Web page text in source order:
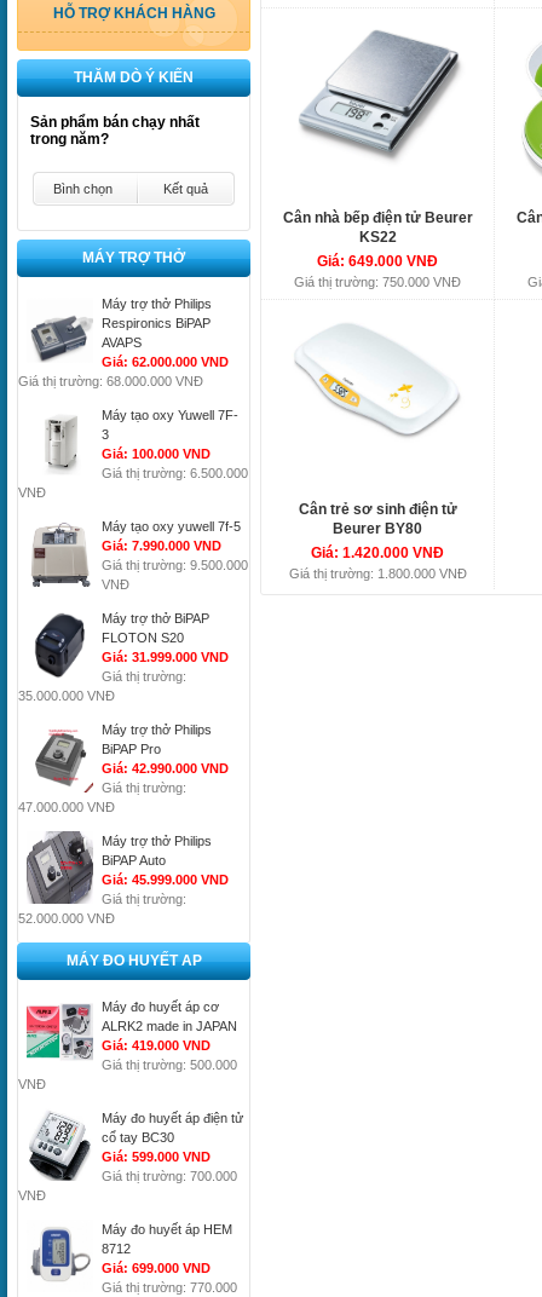
HỖ TRỢ KHÁCH HÀNG
THĂM DÒ Ý KIẾN
Sản phẩm bán chạy nhất
trong năm?
Bình chọn Kết quả
MÁY TRỢ THỞ
Máy trợ thở Philips
Respironics BiPAP
AVAPS
Giá: 62.000.000 VND
Giá thị trường: 68.000.000 VNĐ
Máy tạo oxy Yuwell 7F-
3
Giá: 100.000 VND
Giá thị trường: 6.500.000
VNĐ
Máy tạo oxy yuwell 7f-5
Giá: 7.990.000 VND
Giá thị trường: 9.500.000
VNĐ
Máy trợ thở BiPAP
FLOTON S20
Giá: 31.999.000 VND
Giá thị trường:
35.000.000 VNĐ
Máy trợ thở Philips
BiPAP Pro
Giá: 42.990.000 VND
Giá thị trường:
47.000.000 VNĐ
Máy trợ thở Philips
BiPAP Auto
Giá: 45.999.000 VND
Giá thị trường:
52.000.000 VNĐ
MÁY ĐO HUYẾT AP
Máy đo huyết áp cơ
ALRK2 made in JAPAN
Giá: 419.000 VND
Giá thị trường: 500.000
VNĐ
Máy đo huyết áp điện tử
cổ tay BC30
Giá: 599.000 VND
Giá thị trường: 700.000
VNĐ
Máy đo huyết áp HEM
8712
Giá: 699.000 VND
Giá thị trường: 770.000
Cân nhà bếp điện tử Beurer
KS22
Giá: 649.000 VNĐ
Giá thị trường: 750.000 VNĐ
Cân trẻ sơ sinh điện tử
Beurer BY80
Giá: 1.420.000 VNĐ
Giá thị trường: 1.800.000 VNĐ